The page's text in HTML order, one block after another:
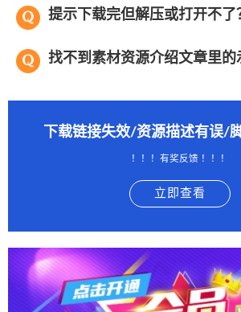
提示下载完但解压或打开不了
找不到素材资源介绍文章里的
下载链接失效/资源描述有误/
！！！有奖反馈 ！！！
立即查看